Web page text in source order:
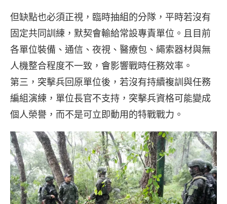
但缺點也必須正視，臨時抽組的分隊，平時若沒有
固定共同訓練，默契會輸給常設專責單位。且目前
各單位裝備、通信、夜視、醫療包、繩索器材與無
人機整合程度不一致，會影響戰時任務效率。
第三，突擊兵回原單位後，若沒有持續複訓與任務
編組演練，單位長官不支持，突擊兵資格可能變成
個人榮譽，而不是可立即動用的特戰戰力。